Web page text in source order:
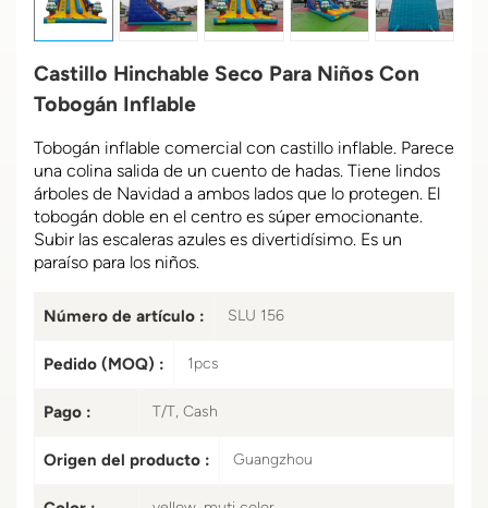
Castillo Hinchable Seco Para Niños Con
Tobogán Inflable
Tobogán inflable comercial con castillo inflable. Parece
una colina salida de un cuento de hadas. Tiene lindos
árboles de Navidad a ambos lados que lo protegen. El
tobogán doble en el centro es súper emocionante.
Subir las escaleras azules es divertidísimo. Es un
paraíso para los niños.
Número de artículo : SLU 156
Pedido (MOQ) : 1pcs
Pago : T/T, Cash
Origen del producto : Guangzhou